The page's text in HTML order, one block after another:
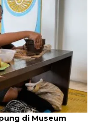
di Museum